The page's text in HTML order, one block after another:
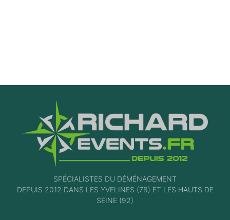
SPÉCIALISTES DU DÉMÉNAGEMENT
DEPUIS 2012 DANS LES YVELINES (78) ET LES HAUTS DE
SEINE (92)